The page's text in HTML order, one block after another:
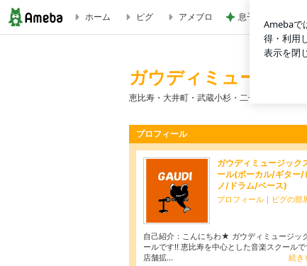
ガウディミュージックスクール（ボイトレ/ピアノ/ギター）
ホーム ピグ アメブロ 息子に大好評だっ
ガウディミュージッ
恵比寿・大井町・武蔵小杉・二子玉川・自由
プロフィール
ガウディミュージック
ール(ボーカル/ギター/
ノ/ドラム/ベース)
プロフィール ｜ ピグの部
自己紹介：こんにちわ★ ガウディミュージッ
ールです!! 恵比寿を中心とした音楽スクール
店舗拡...
続き